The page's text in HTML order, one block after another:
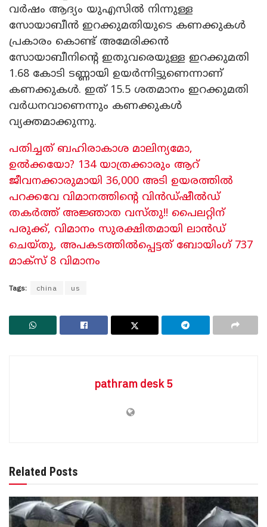
വർഷം ആദ്യം യുഎസിൽ നിന്നുള്ള
സോയാബീൻ ഇറക്കുമതിയുടെ കണക്കുകൾ
പ്രകാരം കൊണ്ട് അമേരിക്കൻ
സോയാബീനിൻ്റെ ഇതുവരെയുള്ള ഇറക്കുമതി
1.68 കോടി ടണ്ണായി ഉയർന്നിട്ടുണെന്നാണ്
കണക്കുകൾ. ഇത് 15.5 ശതമാനം ഇറക്കുമതി
വർധനവാണെന്നും കണക്കുകൾ
വ്യക്തമാക്കുന്നു.
പതിച്ചത് ബഹിരാകാശ മാലിന്യമോ,
ഉൽക്കയോ? 134 യാത്രക്കാരും ആറ്
ജീവനക്കാരുമായി 36,000 അടി ഉയരത്തിൽ
പറക്കവേ വിമാനത്തിന്റെ വിൻഡ്ഷീൽഡ്
തകർത്ത് അജ്ഞാത വസ്തു!! പൈലറ്റിന്
പരുക്ക്, വിമാനം സുരക്ഷിതമായി ലാൻഡ്
ചെയ്തു, അപകടത്തിൽപ്പെട്ടത് ബോയിംഗ് 737
മാക്സ് 8 വിമാനം
Tags: china us
pathram desk 5
Related Posts